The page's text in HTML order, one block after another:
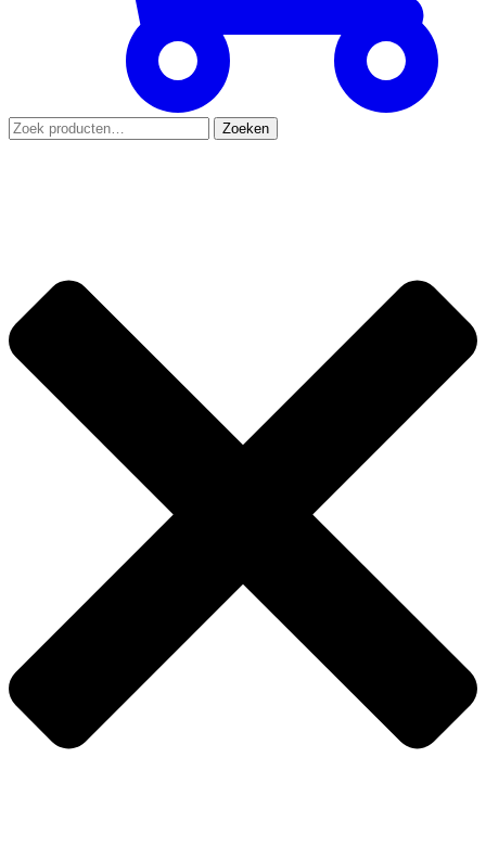
Zoeken
naar:
Zoeken